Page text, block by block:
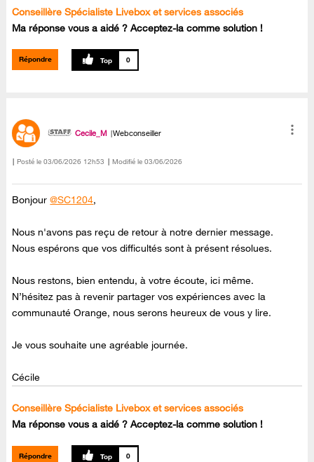
Conseillère Spécialiste Livebox et services associés
Ma réponse vous a aidé ? Acceptez-la comme solution !
Répondre 0
Cecile_M Webconseiller
Posté le ‎03/06/2026 12h53 Modifié le 03/06/2026
Bonjour@SC1204,
Nous n'avons pas reçu de retour à notre dernier message.
Nous espérons que vos difficultés sont à présent résolues.
Nous restons, bien entendu, à votre écoute, ici même.
N’hésitez pas à revenir partager vos expériences avec la
communauté Orange, nous serons heureux de vous y lire.
Je vous souhaite une agréable journée.
Cécile
Conseillère Spécialiste Livebox et services associés
Ma réponse vous a aidé ? Acceptez-la comme solution !
Répondre 0